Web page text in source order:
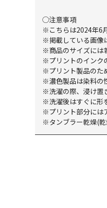
◯注意事項
※こちらは2024年6
※掲載している画像
※商品のサイズには
※プリントのインク
※プリント製品のた
※濃色製品は染料の
※洗濯の際、浸け置
※洗濯後はすぐに形
※プリント部分には
※タンブラー乾燥(乾